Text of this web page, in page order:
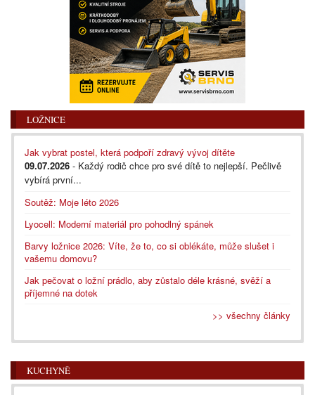
LOŽNICE
Jak vybrat postel, která podpoří zdravý vývoj dítěte
09.07.2026 - Každý rodič chce pro své dítě to nejlepší. Pečlivě
vybírá první...
Soutěž: Moje léto 2026
Lyocell: Moderní materiál pro pohodlný spánek
Barvy ložnice 2026: Víte, že to, co si oblékáte, může slušet i
vašemu domovu?
Jak pečovat o ložní prádlo, aby zůstalo déle krásné, svěží a
příjemné na dotek
>> všechny články
KUCHYNĚ